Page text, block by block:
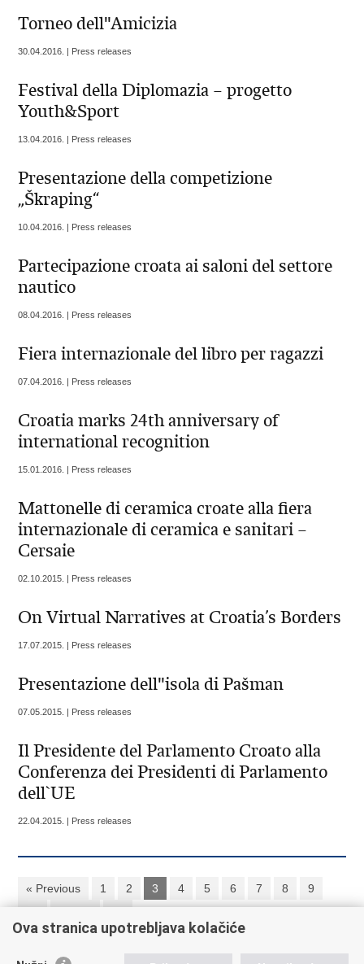
Torneo dell"Amicizia
30.04.2016. | Press releases
Festival della Diplomazia – progetto
Youth&Sport
13.04.2016. | Press releases
Presentazione della competizione
„Škraping“
10.04.2016. | Press releases
Partecipazione croata ai saloni del settore
nautico
08.04.2016. | Press releases
Fiera internazionale del libro per ragazzi
07.04.2016. | Press releases
Croatia marks 24th anniversary of
international recognition
15.01.2016. | Press releases
Mattonelle di ceramica croate alla fiera
internazionale di ceramica e sanitari –
Cersaie
02.10.2015. | Press releases
On Virtual Narratives at Croatia’s Borders
17.07.2015. | Press releases
Presentazione dell"isola di Pašman
07.05.2015. | Press releases
Il Presidente del Parlamento Croato alla
Conferenza dei Presidenti di Parlamento
dell`UE
22.04.2015. | Press releases
« Previous 1 2 3 4 5 6 7 8
9
10
Next » »»
Ova stranica upotrebljava kolačiće